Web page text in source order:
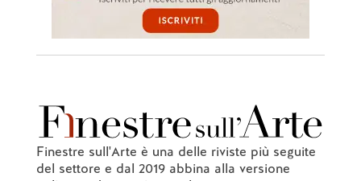
Finestre sull'Arte è una delle riviste più seguite
del settore e dal 2019 abbina alla versione